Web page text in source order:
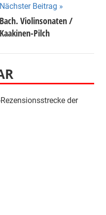
Nächster Beitrag
Bach. Violinsonaten /
Kaakinen-Pilch
der